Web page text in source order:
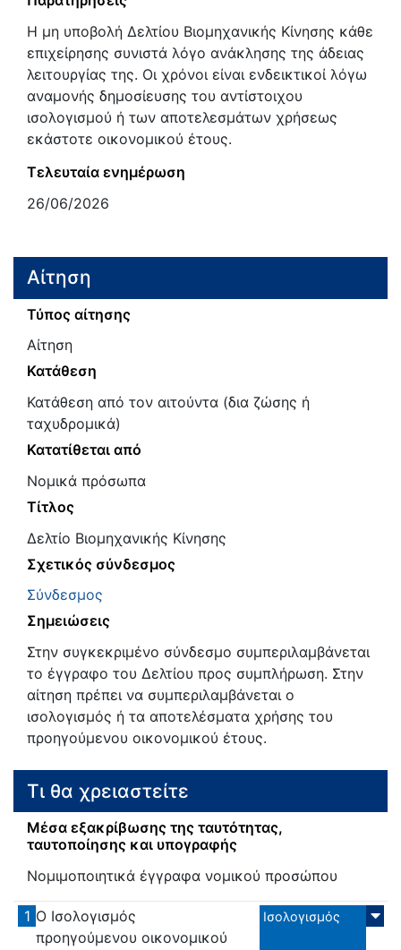
Η μη υποβολή Δελτίου Βιομηχανικής Κίνησης κάθε
επιχείρησης συνιστά λόγο ανάκλησης της άδειας
λειτουργίας της. Οι χρόνοι είναι ενδεικτικοί λόγω
αναμονής δημοσίευσης του αντίστοιχου
ισολογισμού ή των αποτελεσμάτων χρήσεως
εκάστοτε οικονομικού έτους.
Τελευταία ενημέρωση
26/06/2026
Αίτηση
Τύπος αίτησης
Αίτηση
Κατάθεση
Κατάθεση από τον αιτούντα (δια ζώσης ή
ταχυδρομικά)
Κατατίθεται από
Νομικά πρόσωπα
Τίτλος
Δελτίο Βιομηχανικής Κίνησης
Σχετικός σύνδεσμος
Σύνδεσμος
Σημειώσεις
Στην συγκεκριμένο σύνδεσμο συμπεριλαμβάνεται
το έγγραφο του Δελτίου προς συμπλήρωση. Στην
αίτηση πρέπει να συμπεριλαμβάνεται ο
ισολογισμός ή τα αποτελέσματα χρήσης του
προηγούμενου οικονομικού έτους.
Τι θα χρειαστείτε
Μέσα εξακρίβωσης της ταυτότητας,
ταυτοποίησης και υπογραφής
Νομιμοποιητικά έγγραφα νομικού προσώπου
1 Ο Ισολογισμός
προηγούμενου οικονομικού
Ισολογισμός